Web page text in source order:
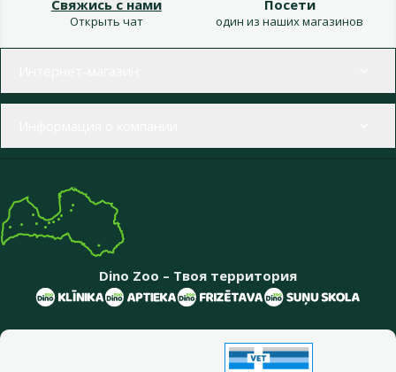
Свяжись с нами
Открыть чат
Посети
один из наших магазинов
Dino Zoo – Твоя территория